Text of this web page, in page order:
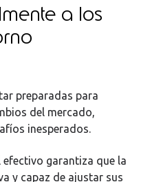
a los
preparadas para
del mercado,
inesperados.
garantiza que la
y capaz de ajustar sus